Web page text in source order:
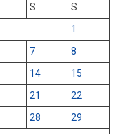
S
S
1
7
8
14
15
21
22
28
29